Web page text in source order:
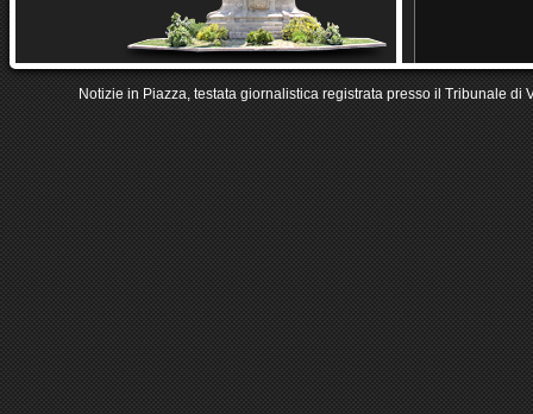
Notizie in Piazza, testata giornalistica registrata presso il Tribunale